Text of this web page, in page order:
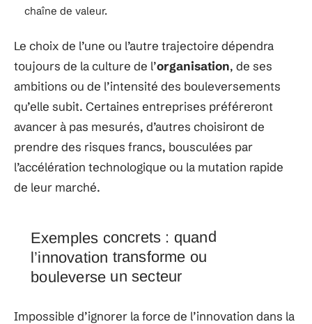
chaîne de valeur.
Le choix de l’une ou l’autre trajectoire dépendra
toujours de la culture de l’organisation, de ses
ambitions ou de l’intensité des bouleversements
qu’elle subit. Certaines entreprises préféreront
avancer à pas mesurés, d’autres choisiront de
prendre des risques francs, bousculées par
l’accélération technologique ou la mutation rapide
de leur marché.
Exemples concrets : quand
l’innovation transforme ou
bouleverse un secteur
Impossible d’ignorer la force de l’innovation dans la